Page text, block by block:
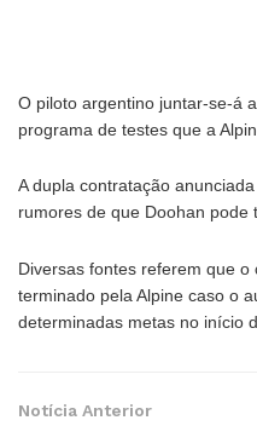
O piloto argentino juntar-se-á
programa de testes que a
A dupla contratação
rumores de que Doohan pode
Diversas fontes referem que
terminado pela Alpine caso o
determinadas metas no início
Notícia Anterior